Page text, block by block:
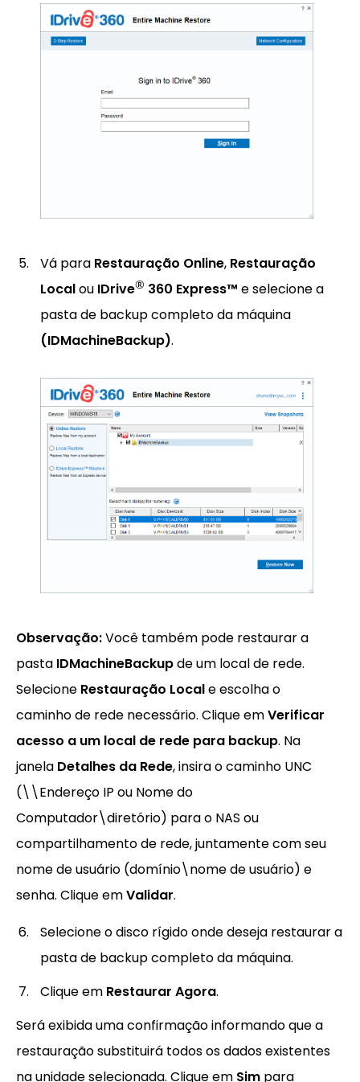
Vá para Restauração Online, Restauração
Localou IDrive® 360 Express™ e selecione a
pasta de backup completo da máquina
(IDMachineBackup).
Observação:Você também pode restaurar a
pasta IDMachineBackupde um local de rede.
Selecione Restauração Locale escolha o
caminho de rede necessário. Clique emVerificar
acesso a um local de rede para backup. Na
janela Detalhes da Rede, insira o caminho UNC
(\\Endereço IP ou Nome do
Computador\diretório) para o NAS ou
compartilhamento de rede, juntamente com seu
nome de usuário (domínio\nome de usuário) e
senha. Clique emValidar.
Selecione o disco rígido onde deseja restaurar a
pasta de backup completo da máquina.
Clique em Restaurar Agora.
Será exibida uma confirmação informando que a
restauração substituirá todos os dados existentes
na unidade selecionada. Clique em Sim para